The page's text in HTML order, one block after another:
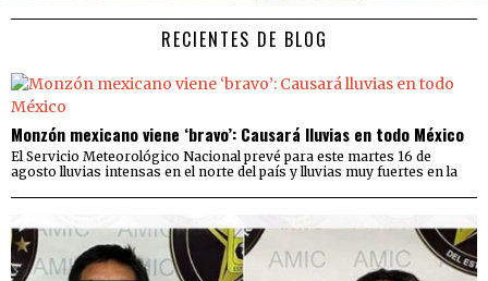
RECIENTES DE BLOG
Monzón mexicano viene ‘bravo’: Causará lluvias en todo México
El Servicio Meteorológico Nacional prevé para este martes 16 de
agosto lluvias intensas en el norte del país y lluvias muy fuertes en la